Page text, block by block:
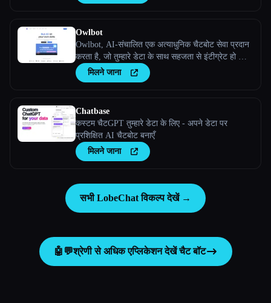
Owlbot
Owlbot, AI-संचालित एक अत्याधुनिक चैटबोट सेवा प्रदान
करता है, जो तुम्हारे डेटा के साथ सहजता से इंटीग्रेट हो जाती
है, ताकि तुम्हेंं, तुम्हारे ग्राहकों या तुम्हारी टीम को तुरंत
प्रतिसाद मिले।
मिलने जाना
Chatbase
कस्टम चैटGPT तुम्हारे डेटा के लिए - अपने डेटा पर
प्रशिक्षित AI चैटबोट बनाएँ
मिलने जाना
सभी LobeChat विकल्प देखें →
🤖💬श्रेणी से अधिक एप्लिकेशन देखेंचैट बॉट